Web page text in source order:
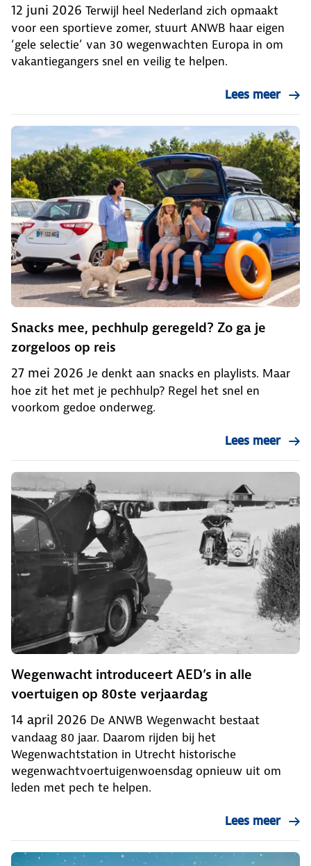
12 juni 2026 Terwijl heel Nederland zich opmaakt
voor een sportieve zomer, stuurt ANWB haar eigen
‘gele selectie’ van 30 wegenwachten Europa in om
vakantiegangers snel en veilig te helpen.
Lees meer
Snacks mee, pechhulp geregeld? Zo ga je
zorgeloos op reis
27 mei 2026 Je denkt aan snacks en playlists. Maar
hoe zit het met je pechhulp? Regel het snel en
voorkom gedoe onderweg.
Lees meer
Wegenwacht introduceert AED’s in alle
voertuigen op 80ste verjaardag
14 april 2026 De ANWB Wegenwacht bestaat
vandaag 80 jaar. Daarom rijden bij het
Wegenwachtstation in Utrecht historische
wegenwachtvoertuigenwoensdag opnieuw uit om
leden met pech te helpen.
Lees meer